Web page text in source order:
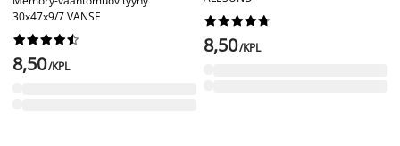
30x47x9/7 VANSE






8,50/KPL






8,50/KPL